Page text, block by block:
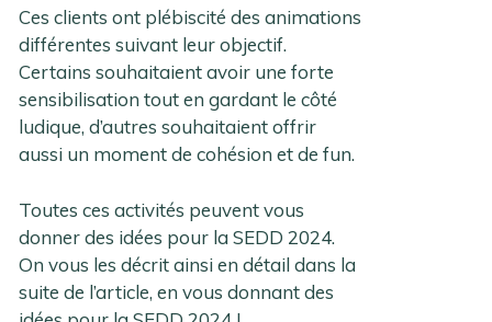
Ces clients ont plébiscité des animations
différentes suivant leur objectif.
Certains souhaitaient avoir une forte
sensibilisation tout en gardant le côté
ludique, d’autres souhaitaient offrir
aussi un moment de cohésion et de fun.
Toutes ces activités peuvent vous
donner des idées pour la SEDD 2024.
On vous les décrit ainsi en détail dans la
suite de l’article, en vous donnant des